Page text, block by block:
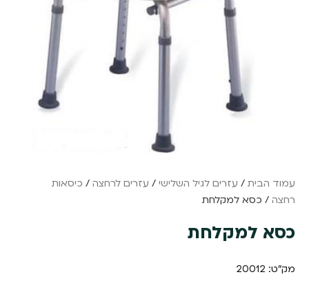
עמוד הבית / עזרים לגיל השלישי / עזרים לרחצה / כיסאות
רחצה / כסא למקלחת
כסא למקלחת
מק"ט: 20012